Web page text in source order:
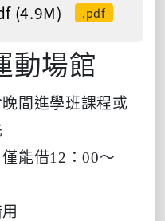
(4.9M) .pdf
動場館
間進學班課程或
能借12：00～